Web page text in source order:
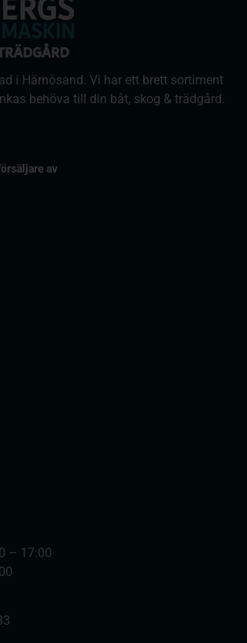
i Härnösand. Vi har ett brett sortiment
behöva till din båt, skog & trädgård.
av
– 17:00